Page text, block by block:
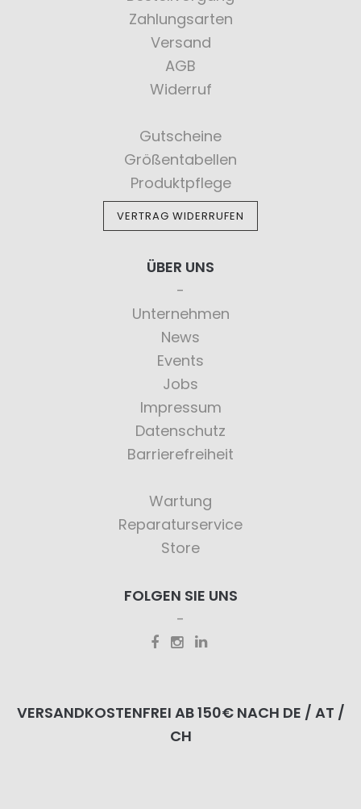
Zahlungsarten
Versand
AGB
Widerruf
Gutscheine
Größentabellen
Produktpflege
VERTRAG WIDERRUFEN
ÜBER UNS
Unternehmen
News
Events
Jobs
Impressum
Datenschutz
Barrierefreiheit
Wartung
Reparaturservice
Store
FOLGEN SIE UNS
VERSANDKOSTENFREI AB 150€ NACH DE / AT /
CH